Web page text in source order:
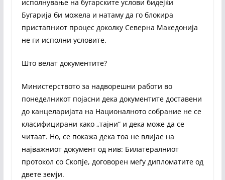
исполнување на бугарските услови бидејќи
Бугарија би можела и натаму да го блокира
пристапниот процес доколку Северна Македонија
не ги исполни условите.
Што велат документите?
Министерството за надворешни работи во
понеделникот појасни дека документите доставени
до канцеларијата на Националното собрание не се
класифицирани како „тајни“ и дека може да се
читаат. Но, се покажа дека тоа не влијае на
најважниот документ од нив: Билатералниот
протокол со Скопје, договорен меѓу дипломатите од
двете земји.